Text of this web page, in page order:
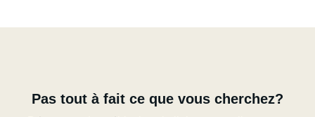
Pas tout à fait ce que vous cherchez?